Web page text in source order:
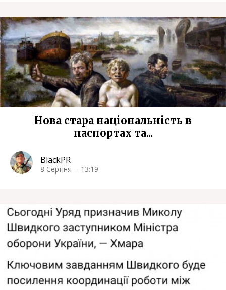
Нова стара національність в
паспортах та...
BlackPR
8 Серпня 13:19